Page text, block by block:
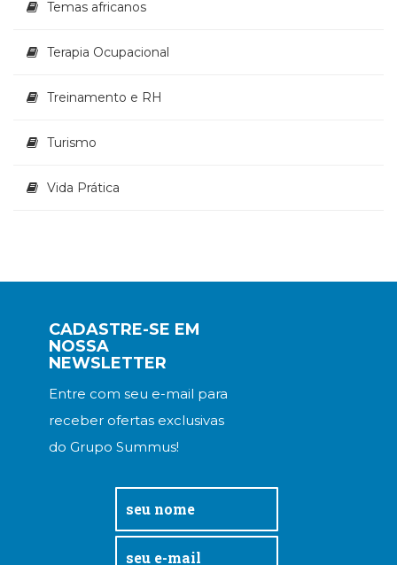
Temas africanos
Terapia Ocupacional
Treinamento e RH
Turismo
Vida Prática
CADASTRE-SE EM
NOSSA
NEWSLETTER
Entre com seu e-mail para
receber ofertas exclusivas
do Grupo Summus!